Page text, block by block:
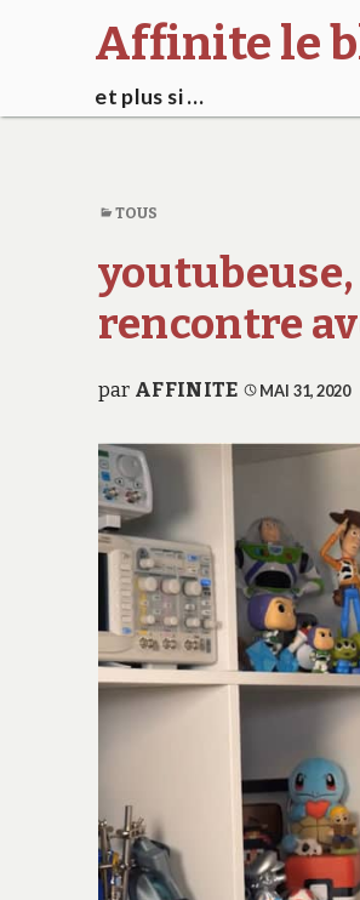
Affinite le
et plus si …
TOUS
rencontre
par AFFINITE MAI 31, 2020